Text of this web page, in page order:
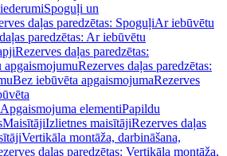
Spoguļi un
daļas paredzētas: SpoguļiAr iebūvētu
paredzētas: Ar iebūvētu
Rezerves daļas paredzētas:
Rezerves daļas paredzētas:
Bez iebūvēta apgaismojumaRezerves
Apgaismojuma elementiPapildu
MaisītājiIzlietnes maisītājiRezerves daļas
Vertikāla montāža, darbināšana,
daļas paredzētas: Vertikāla montāža,